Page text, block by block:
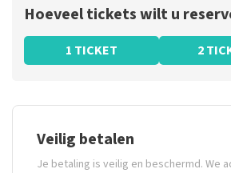
Hoeveel tickets wilt u
1 TICKET 2
Veilig betalen
Je betaling is veilig en beschermd.